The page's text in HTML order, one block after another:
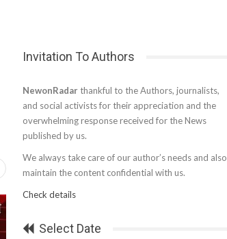
Invitation To Authors
NewonRadar thankful to the Authors, journalists,
and social activists for their appreciation and the
overwhelming response received for the News
published by us.
We always take care of our author’s needs and also
maintain the content confidential with us.
Check details
Select Date